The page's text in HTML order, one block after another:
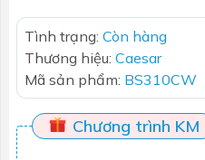
Tình trạng: Còn hàng
Thương hiệu: Caesar
Mã sản phẩm: BS310CW
Chương trình KM